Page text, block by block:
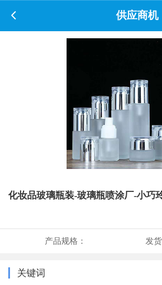
供应商机
化妆品玻璃瓶装-玻璃瓶喷涂厂-小巧
产品规格： 发
关键词